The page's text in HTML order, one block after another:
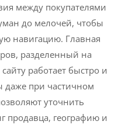
между покупателями
до мелочей, чтобы
навигацию. Главная
разделенный на
работает быстро и
даже при частичном
уточнить
продавца, географию и